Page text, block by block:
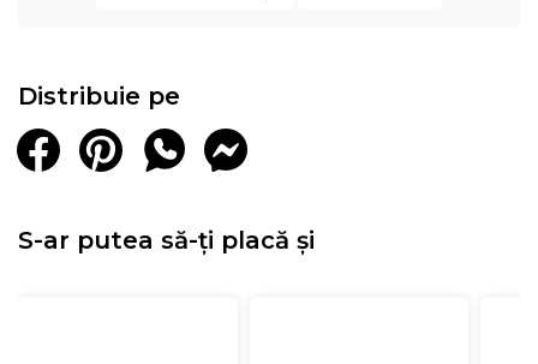
Distribuie pe
S-ar putea să-ți placă și